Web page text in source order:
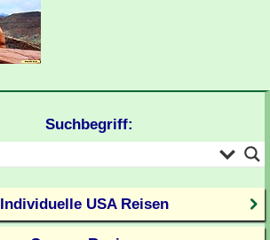
Suchbegriff:
Individuelle USA Reisen